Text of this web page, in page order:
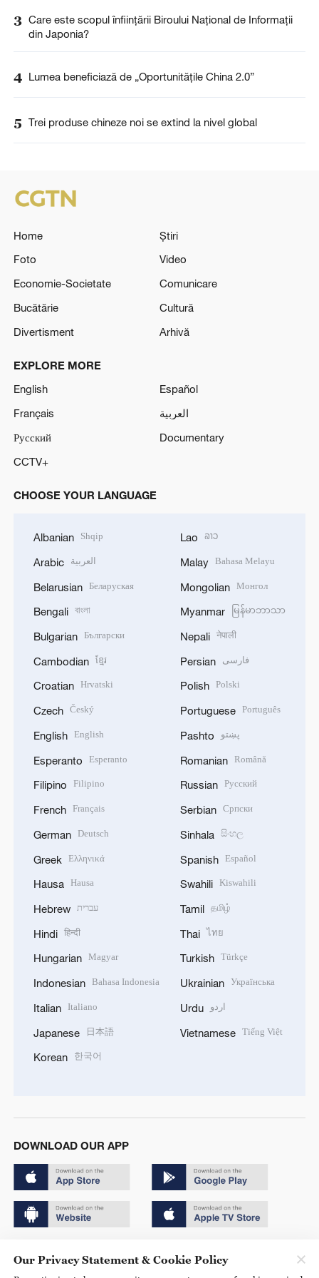
3 Care este scopul înființării Biroului Național de Informații
din Japonia?
4 Lumea beneficiază de „Oportunitățile China 2.0”
5 Trei produse chineze noi se extind la nivel global
Home
Știri
Foto
Video
Economie-Societate
Comunicare
Bucătărie
Cultură
Divertisment
Arhivă
EXPLORE MORE
English
Español
Français
العربية
Русский
Documentary
CCTV+
CHOOSE YOUR LANGUAGE
Albanian Shqip
Arabic العربية
Belarusian Беларуская
Bengali বাংলা
Bulgarian Български
Cambodian ខ្មែរ
Croatian Hrvatski
Czech Český
English English
Esperanto Esperanto
Filipino Filipino
French Français
German Deutsch
Greek Ελληνικά
Hausa Hausa
Hebrew עברית
Hindi हिन्दी
Hungarian Magyar
Indonesian Bahasa Indonesia
Italian Italiano
Japanese 日本語
Korean 한국어
Lao ລາວ
Malay Bahasa Melayu
Mongolian Монгол
Myanmar မြန်မာဘာသာ
Nepali नेपाली
Persian فارسی
Polish Polski
Portuguese Português
Pashto پښتو
Romanian Română
Russian Русский
Serbian Српски
Sinhala සිංහල
Spanish Español
Swahili Kiswahili
Tamil தமிழ்
Thai ไทย
Turkish Türkçe
Ukrainian Українська
Urdu اردو
Vietnamese Tiếng Việt
DOWNLOAD OUR APP
京ICP备20000184号
Our Privacy Statement & Cookie Policy